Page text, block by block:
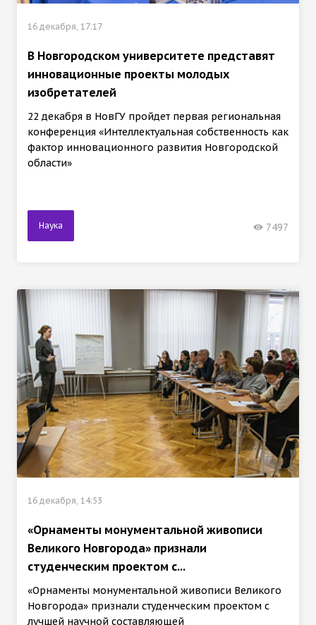
16 декабря, 17:17
В Новгородском университете представят
инновационные проекты молодых
изобретателей
22 декабря в НовГУ пройдет первая региональная
конференция «Интеллектуальная собственность как
фактор инновационного развития Новгородской
области»
Наука 7497
16 декабря, 14:53
«Орнаменты монументальной живописи
Великого Новгорода» признали
студенческим проектом с...
«Орнаменты монументальной живописи Великого
Новгорода» признали студенческим проектом с
лучшей научной составляющей